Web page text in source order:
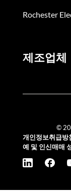
Rochester
제조업체
©
개인정보취급방
예 및 인신매매